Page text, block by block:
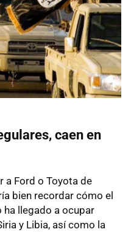
caen en
a Ford o Toyota de
bien recordar cómo el
llegado a ocupar
y Libia, así como la